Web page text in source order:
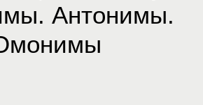
Антонимы.